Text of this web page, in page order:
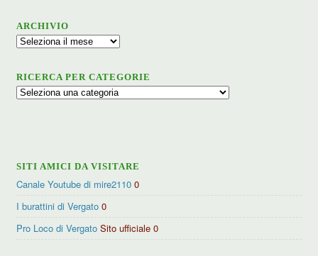
ARCHIVIO
Archivio
RICERCA PER CATEGORIE
Ricerca
SITI AMICI DA VISITARE
Canale Youtube di mire2110 0
I burattini di Vergato 0
Pro Loco di Vergato Sito ufficiale 0